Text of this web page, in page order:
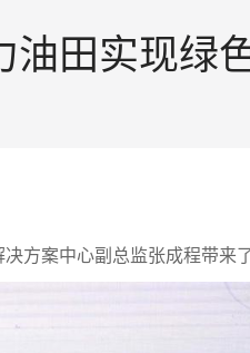
油田实现绿
案中心副总监张成程带来